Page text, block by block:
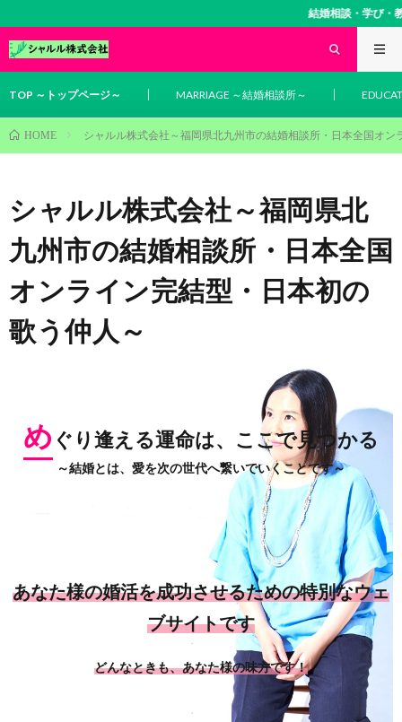
結婚相談・学び・教育相談のお問い合わせはここを
TOP ～トップページ～ MARRIAGE ～結婚相談所～
HOME シャルル株式会社～福岡県北九州市の結婚相談所・日本全国オ
シャルル株式会社～福岡県北
九州市の結婚相談所・日本全国
オンライン完結型・日本初の
歌う仲人～
め ぐり逢える運命は、ここで見つかる
～結婚とは、愛を次の世代へ繋いでいくことです～
あなた様の婚活を成功させるための特別なウェ
ブサイトです
どんなときも、あなた様の味方です！